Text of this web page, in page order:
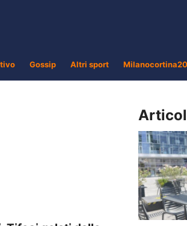
Gossip Altri sport